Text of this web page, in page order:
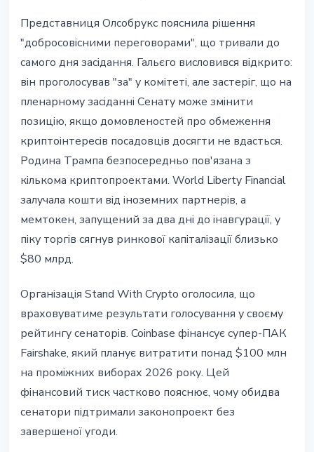
Представниця Олсобрукс пояснила рішення
"добросовісними переговорами", що тривали до
самого дня засідання. Гальєго висловився відкрито:
він проголосував "за" у комітеті, але застеріг, що на
пленарному засіданні Сенату може змінити
позицію, якщо домовленостей про обмеження
криптоінтересів посадовців досягти не вдасться.
Родина Трампа безпосередньо пов'язана з
кількома криптопроектами. World Liberty Financial
залучала кошти від іноземних партнерів, а
мемтокен, запущений за два дні до інавгурації, у
піку торгів сягнув ринкової капіталізації близько
$80 млрд.
Організація Stand With Crypto оголосила, що
враховуватиме результати голосування у своєму
рейтингу сенаторів. Coinbase фінансує супер-ПАК
Fairshake, який планує витратити понад $100 млн
на проміжних виборах 2026 року. Цей
фінансовий тиск частково пояснює, чому обидва
сенатори підтримали законопроект без
завершеної угоди.